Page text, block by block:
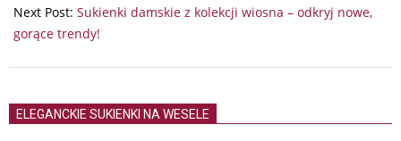
Next Post: Sukienki damskie z kolekcji wiosna – odkryj nowe,
gorące trendy!
ELEGANCKIE SUKIENKI NA WESELE